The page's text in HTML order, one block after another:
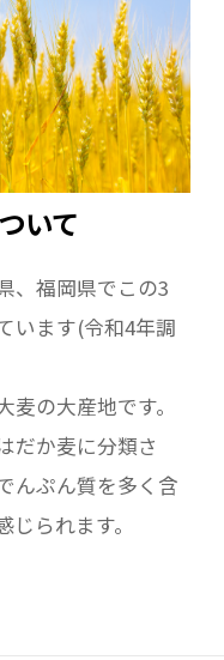
いて
、福岡県でこの3
います(令和4年調
の大産地です。
だか麦に分類さ
んぷん質を多く含
られます。